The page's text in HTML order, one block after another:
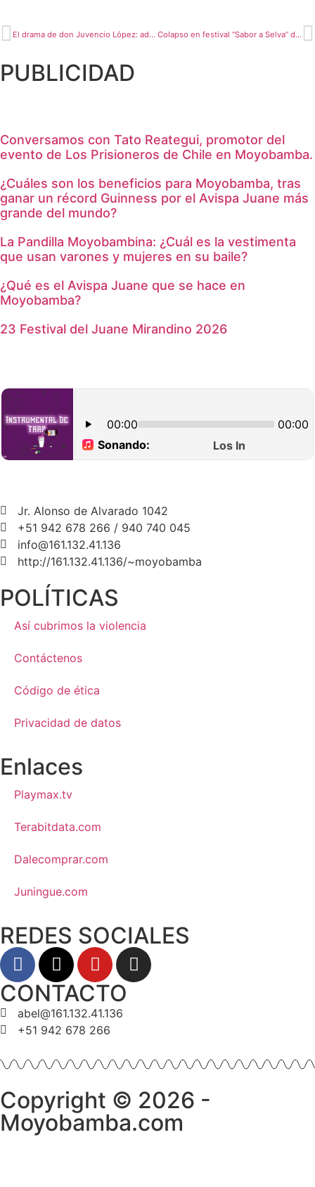
El drama de don Juvencio López: adulto mayor de 82 años amputado y sin recursos clama por ayuda en Moyobamba Colapso en festival “Sabor a Selva” de Rioja: comerciantes y emprendedores denuncian grandes pérdidas
PUBLICIDAD
Conversamos con Tato Reategui, promotor del
evento de Los Prisioneros de Chile en Moyobamba.
¿Cuáles son los beneficios para Moyobamba, tras
ganar un récord Guinness por el Avispa Juane más
grande del mundo?
La Pandilla Moyobambina: ¿Cuál es la vestimenta
que usan varones y mujeres en su baile?
¿Qué es el Avispa Juane que se hace en
Moyobamba?
23 Festival del Juane Mirandino 2026
Jr. Alonso de Alvarado 1042
+51 942 678 266 / 940 740 045
info@161.132.41.136
http://161.132.41.136/~moyobamba
POLÍTICAS
Así cubrimos la violencia
Contáctenos
Código de ética
Privacidad de datos
Enlaces
Playmax.tv
Terabitdata.com
Dalecomprar.com
Juningue.com
REDES SOCIALES
CONTACTO
abel@161.132.41.136
+51 942 678 266
Copyright © 2026 -
Moyobamba.com